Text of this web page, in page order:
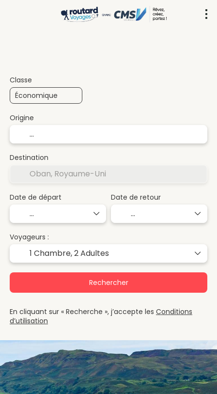
Classe
Origine
Destination
Date de départ Date de retour
Voyageurs :
1 Chambre,2 Adultes
Rechercher
En cliquant sur « Recherche », j’accepte les Conditions
d’utilisation